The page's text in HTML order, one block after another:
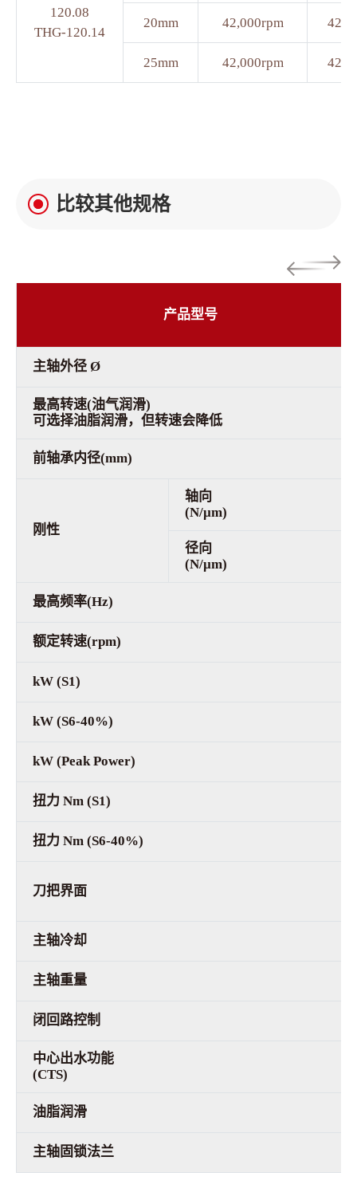
120.08
THG-120.14
20mm 42,000rpm
25mm 42,000rpm
比较其他规格
产品型号
主轴外径 Ø
最高转速(油气润滑)
可选择油脂润滑，但转速会降低
前轴承内径(mm)
刚性
轴向
(N/µm)
径向
(N/µm)
最高频率(Hz)
额定转速(rpm)
kW (S1)
kW (S6-40%)
kW (Peak Power)
扭力 Nm (S1)
扭力 Nm (S6-40%)
刀把界面
主轴冷却
主轴重量
闭回路控制
中心出水功能
(CTS)
油脂润滑
主轴固锁法兰